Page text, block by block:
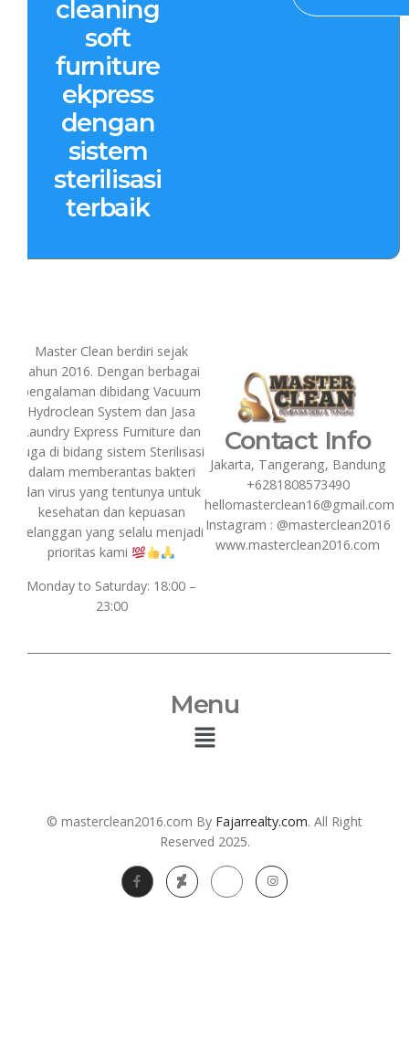
cleaning
soft
furniture
ekpress
dengan
sistem
sterilisasi
terbaik
Contact Info
Jakarta, Tangerang, Bandung
+6281808573490
hellomasterclean16@gmail.com
Instagram : @masterclean2016
www.masterclean2016.com
Master Clean berdiri sejak
tahun 2016. Dengan berbagai
pengalaman dibidang Vacuum
Hydroclean System dan Jasa
Laundry Express Furniture dan
juga di bidang sistem Sterilisasi
dalam memberantas bakteri
dan virus yang tentunya untuk
kesehatan dan kepuasan
pelanggan yang selalu menjadi
prioritas kami
Monday to Saturday: 18:00 –
23:00
Menu
© masterclean2016.com By Fajarrealty.com. All Right
Reserved 2025.